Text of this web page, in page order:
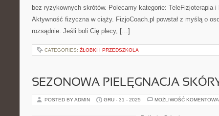
bez ryzykownych skrótów. Polecamy kategorie: TeleFizjoterapia
Aktywność fizyczna w ciąży. FizjoCoach.pl powstał z myślą o
rozsądnie. Jeśli boli Cię plecy, […]
CATEGORIES: ŻŁOBKI I PRZEDSZKOLA
SEZONOWA PIELĘGNACJA
POSTED BY ADMIN GRU - 31 - 2025 MOŻLIWOŚĆ